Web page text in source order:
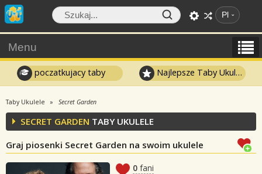
Pl
Menu
poczatkujacy taby Najlepsze Taby Ukulele
Taby Ukulele Secret Garden
SECRET GARDEN TABY UKULELE
Graj piosenki Secret Garden na swoim ukulele
0 fani